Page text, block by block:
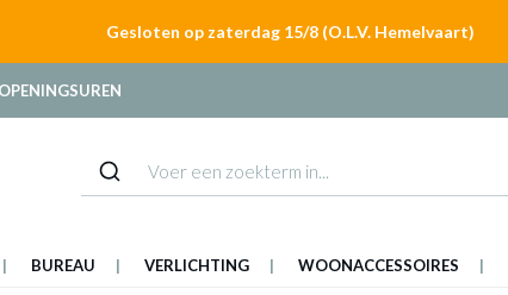
Gesloten op zaterdag 15/8 (O.L.V. Hemelvaart)
BUREAU VERLICHTING WOONACCESSOIRES